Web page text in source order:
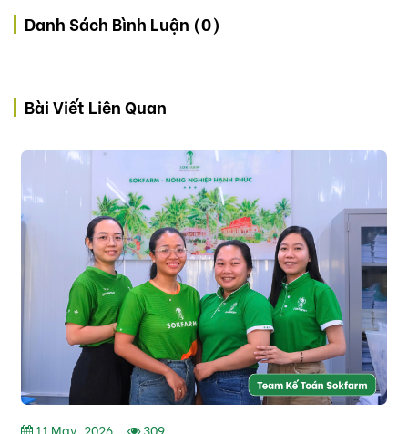
Danh Sách Bình Luận (0)
Bài Viết Liên Quan